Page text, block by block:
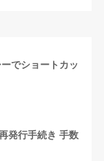
でショートカッ
発行手続き 手数